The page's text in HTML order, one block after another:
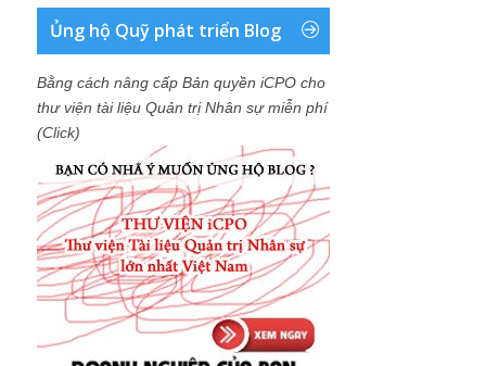
Ủng hộ Quỹ phát triển Blog
Bằng cách nâng cấp Bản quyền iCPO cho
thư viện tài liệu Quản trị Nhân sự miễn phí
(Click)